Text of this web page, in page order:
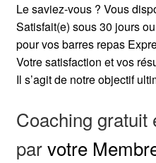
Le saviez-vous ? Vous
Satisfait(e) sous 30 jours
pour vos barres repas
Votre satisfaction et vos
Il s’agit de notre objectif
Coaching gratuit
parvotre